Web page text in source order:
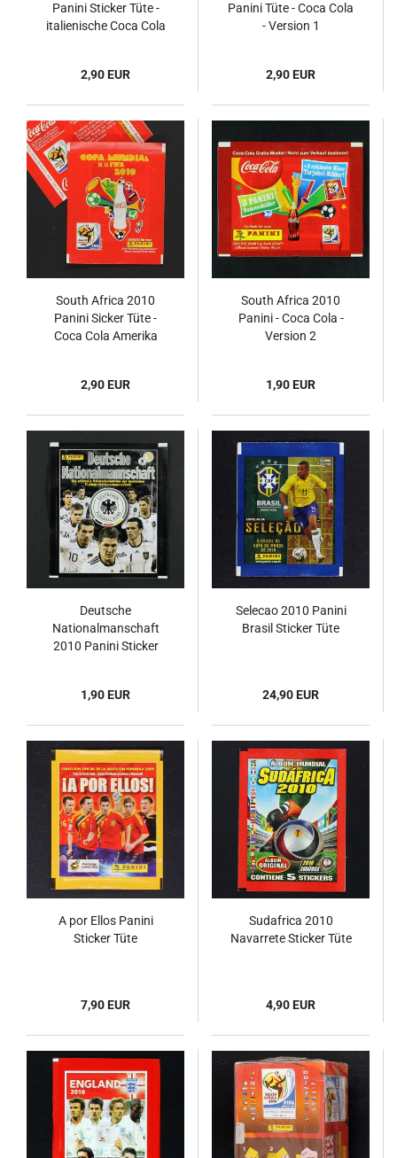
Panini Sticker Tüte -
italienische Coca Cola
2,90 EUR
Panini Tüte - Coca Cola
- Version 1
2,90 EUR
South Africa 2010
Panini Sicker Tüte -
Coca Cola Amerika
2,90 EUR
South Africa 2010
Panini - Coca Cola -
Version 2
1,90 EUR
Deutsche
Nationalmanschaft
2010 Panini Sticker
1,90 EUR
Selecao 2010 Panini
Brasil Sticker Tüte
24,90 EUR
A por Ellos Panini
Sticker Tüte
7,90 EUR
Sudafrica 2010
Navarrete Sticker Tüte
4,90 EUR